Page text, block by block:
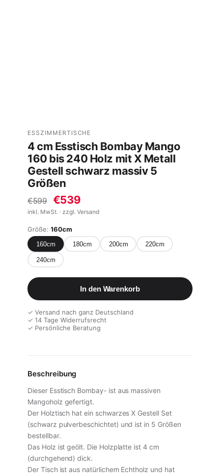
ESSZIMMERTISCHE
4 cm Esstisch Bombay Mango
160 bis 240 Holz mit X Metall
Gestell schwarz massiv 5
Größen
€599 €539
inkl. MwSt. · zzgl. Versand
Größe: 160cm
160cm 180cm 200cm 220cm
240cm
In den Warenkorb
✓ Versand nach ganz Deutschland
✓ 14 Tage Widerrufsrecht
✓ Persönliche Beratung
Beschreibung
Dieser Esstisch Bombay- ist aus massiven
Mangoholz gefertigt.
Der Holztisch hat ein schwarzes X Gestell Set
(schwarz pulverbeschichtet) und ist in 5 Größen
bestellbar.
Das Holz ist geölt. Die Holzplatte ist 4 cm
(durchgehend) dick.
Der Tisch ist aus natürlichem Echtholz und hat